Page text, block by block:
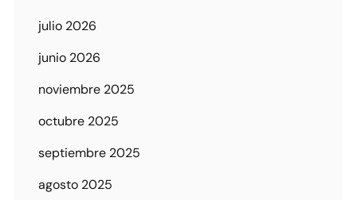
julio 2026
junio 2026
noviembre 2025
octubre 2025
septiembre 2025
agosto 2025